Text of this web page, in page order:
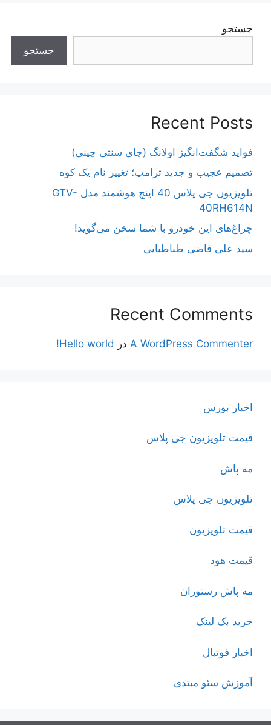
جستجو
جستجو
Recent Posts
فواید شگفت‌انگیز اولانگ (چای سنتی چینی)
تصمیم عجیب و جدید ترامپ؛ تغییر نام یک کوه
تلویزیون جی پلاس 40 اینچ هوشمند مدل GTV-
40RH614N
چراغ‌های این خودرو با شما سخن می‌گوید!
سید علی قاضی طباطبایی
Recent Comments
A WordPress Commenter در Hello world!
اخبار بورس
قیمت تلویزیون جی پلاس
مه پاش
تلویزیون جی پلاس
قیمت تلویزیون
قیمت هود
مه پاش رستوران
خرید بک لینک
اخبار فوتبال
آموزش سئو مبتدی